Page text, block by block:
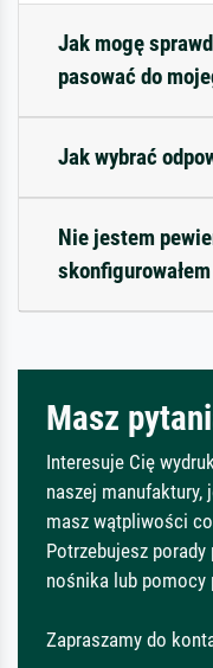
Jak mogę
pasować do
Jak wybrać
Nie jestem
Masz
Interesuje Cię
naszej manufaktury,
masz wątpliwości
Potrzebujesz porady
nośnika lub pomocy
Zapraszamy do